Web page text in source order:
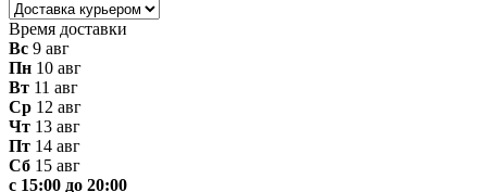
Время доставки
Вс 9 авг
Пн 10 авг
Вт 11 авг
Ср 12 авг
Чт 13 авг
Пт 14 авг
Сб 15 авг
с 15:00 до 20:00